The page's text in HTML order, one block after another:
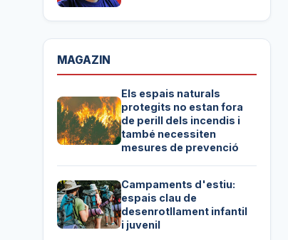
MAGAZIN
Els espais naturals
protegits no estan fora
de perill dels incendis i
també necessiten
mesures de prevenció
Campaments d'estiu:
espais clau de
desenrotllament infantil
i juvenil